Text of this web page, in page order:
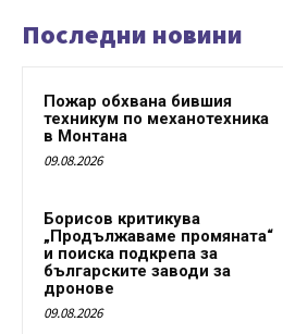
Последни новини
Пожар обхвана бившия
техникум по механотехника
в Монтана
09.08.2026
Борисов критикува
„Продължаваме промяната“
и поиска подкрепа за
българските заводи за
дронове
09.08.2026